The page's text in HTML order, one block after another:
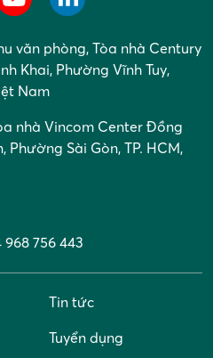
văn phòng, Tòa nhà Century
Khai, Phường Vĩnh Tuy,
Nam
nhà Vincom Center Đồng
Phường Sài Gòn, TP. HCM,
968 756 443
Tin tức
Tuyển dụng